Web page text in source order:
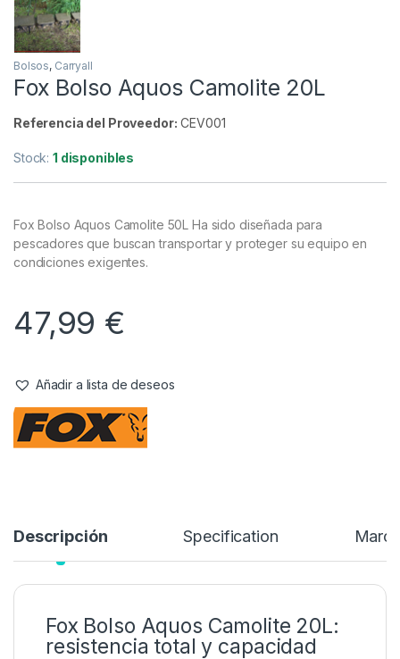
Referencia del Proveedor:
Fox Bolso Aquos Camolite 50L Ha sido diseñada para
47,99€